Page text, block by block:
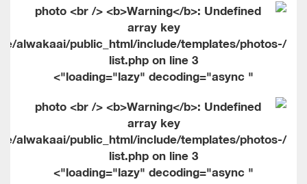
alwakaai/public_html/include/templates/photos-
list.php on line3
" loading="lazy" decoding="async">
alwakaai/public_html/include/templates/photos-
list.php on line3
" loading="lazy" decoding="async">